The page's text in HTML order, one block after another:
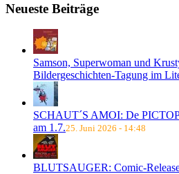
Neueste Beiträge
Samson, Superwoman und
Bildergeschichten-Tagung im
SCHAUT´S AMOI: De
am 1.7.25. Juni 2026 - 14:48
BLUTSAUGER: Comic-